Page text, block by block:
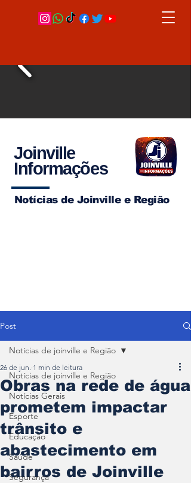
Joinville
Informações
Notícias de Joinville e Região
Post
Notícias de joinville e Região
Notícias Gerais
Esporte
Educação
Saúde
Segurança
Notícias de joinville e Região
Obras na rede de água
prometem impactar
trânsito e
abastecimento em
bairros de Joinville
26 de jun. 1 min de leitura